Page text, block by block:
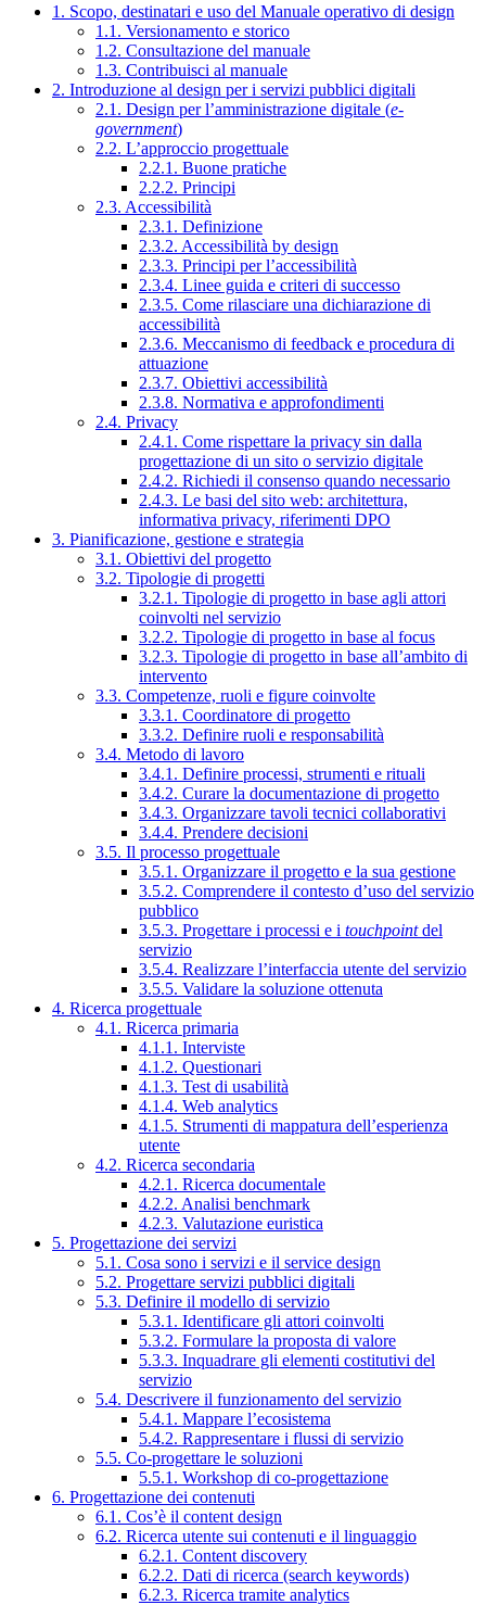
1. Scopo, destinatari e uso del Manuale operativo di design
1.1. Versionamento e storico
1.2. Consultazione del manuale
1.3. Contribuisci al manuale
2. Introduzione al design per i servizi pubblici digitali
2.1. Design per l’amministrazione digitale (e-
government)
2.2. L’approccio progettuale
2.2.1. Buone pratiche
2.2.2. Principi
2.3. Accessibilità
2.3.1. Definizione
2.3.2. Accessibilità by design
2.3.3. Principi per l’accessibilità
2.3.4. Linee guida e criteri di successo
2.3.5. Come rilasciare una dichiarazione di
accessibilità
2.3.6. Meccanismo di feedback e procedura di
attuazione
2.3.7. Obiettivi accessibilità
2.3.8. Normativa e approfondimenti
2.4. Privacy
2.4.1. Come rispettare la privacy sin dalla
progettazione di un sito o servizio digitale
2.4.2. Richiedi il consenso quando necessario
2.4.3. Le basi del sito web: architettura,
informativa privacy, riferimenti DPO
3. Pianificazione, gestione e strategia
3.1. Obiettivi del progetto
3.2. Tipologie di progetti
3.2.1. Tipologie di progetto in base agli attori
coinvolti nel servizio
3.2.2. Tipologie di progetto in base al focus
3.2.3. Tipologie di progetto in base all’ambito di
intervento
3.3. Competenze, ruoli e figure coinvolte
3.3.1. Coordinatore di progetto
3.3.2. Definire ruoli e responsabilità
3.4. Metodo di lavoro
3.4.1. Definire processi, strumenti e rituali
3.4.2. Curare la documentazione di progetto
3.4.3. Organizzare tavoli tecnici collaborativi
3.4.4. Prendere decisioni
3.5. Il processo progettuale
3.5.1. Organizzare il progetto e la sua gestione
3.5.2. Comprendere il contesto d’uso del servizio
pubblico
3.5.3. Progettare i processi e i touchpointdel
servizio
3.5.4. Realizzare l’interfaccia utente del servizio
3.5.5. Validare la soluzione ottenuta
4. Ricerca progettuale
4.1. Ricerca primaria
4.1.1. Interviste
4.1.2. Questionari
4.1.3. Test di usabilità
4.1.4. Web analytics
4.1.5. Strumenti di mappatura dell’esperienza
utente
4.2. Ricerca secondaria
4.2.1. Ricerca documentale
4.2.2. Analisi benchmark
4.2.3. Valutazione euristica
5. Progettazione dei servizi
5.1. Cosa sono i servizi e il service design
5.2. Progettare servizi pubblici digitali
5.3. Definire il modello di servizio
5.3.1. Identificare gli attori coinvolti
5.3.2. Formulare la proposta di valore
5.3.3. Inquadrare gli elementi costitutivi del
servizio
5.4. Descrivere il funzionamento del servizio
5.4.1. Mappare l’ecosistema
5.4.2. Rappresentare i flussi di servizio
5.5. Co-progettare le soluzioni
5.5.1. Workshop di co-progettazione
6. Progettazione dei contenuti
6.1. Cos’è il content design
6.2. Ricerca utente sui contenuti e il linguaggio
6.2.1. Content discovery
6.2.2. Dati di ricerca (search keywords)
6.2.3. Ricerca tramite analytics